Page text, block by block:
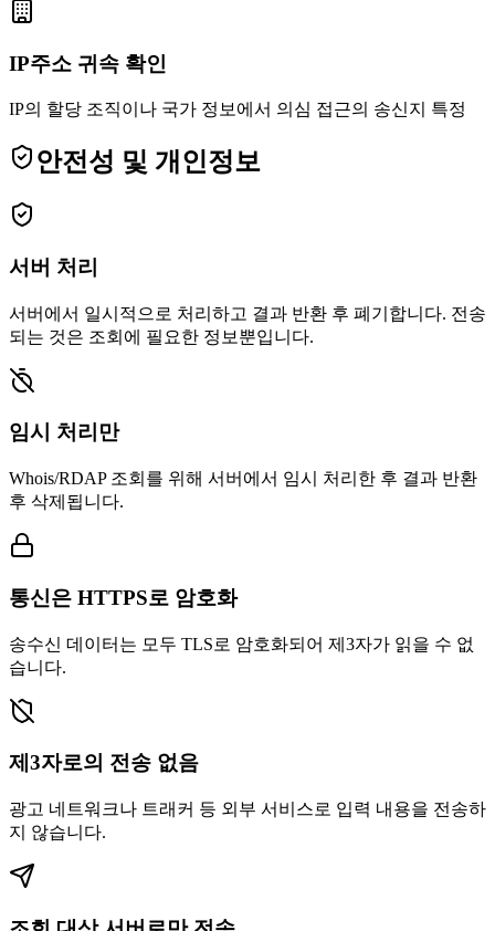
IP주소 귀속 확인
IP의 할당 조직이나 국가 정보에서 의심 접근의 송신지 특정
안전성 및 개인정보
서버 처리
서버에서 일시적으로 처리하고 결과 반환 후 폐기합니다. 전송
되는 것은 조회에 필요한 정보뿐입니다.
임시 처리만
Whois/RDAP 조회를 위해 서버에서 임시 처리한 후 결과 반환
후 삭제됩니다.
통신은 HTTPS로 암호화
송수신 데이터는 모두 TLS로 암호화되어 제3자가 읽을 수 없
습니다.
제3자로의 전송 없음
광고 네트워크나 트래커 등 외부 서비스로 입력 내용을 전송하
지 않습니다.